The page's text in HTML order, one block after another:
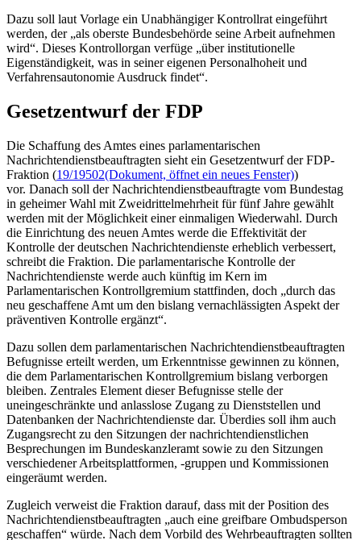
Dazu soll laut Vorlage ein Unabhängiger Kontrollrat eingeführt
werden, der „als oberste Bundesbehörde seine Arbeit aufnehmen
wird“. Dieses Kontrollorgan verfüge „über institutionelle
Eigenständigkeit, was in seiner eigenen Personalhoheit und
Verfahrensautonomie Ausdruck findet“.
Gesetzentwurf der FDP
Die Schaffung des Amtes eines parlamentarischen
Nachrichtendienstbeauftragten sieht ein Gesetzentwurf der FDP-
Fraktion (19/19502(Dokument, öffnet ein neues Fenster))
vor. Danach soll der Nachrichtendienstbeauftragte vom Bundestag
in geheimer Wahl mit Zweidrittelmehrheit für fünf Jahre gewählt
werden mit der Möglichkeit einer einmaligen Wiederwahl. Durch
die Einrichtung des neuen Amtes werde die Effektivität der
Kontrolle der deutschen Nachrichtendienste erheblich verbessert,
schreibt die Fraktion. Die parlamentarische Kontrolle der
Nachrichtendienste werde auch künftig im Kern im
Parlamentarischen Kontrollgremium stattfinden, doch „durch das
neu geschaffene Amt um den bislang vernachlässigten Aspekt der
präventiven Kontrolle ergänzt“.
Dazu sollen dem parlamentarischen Nachrichtendienstbeauftragten
Befugnisse erteilt werden, um Erkenntnisse gewinnen zu können,
die dem Parlamentarischen Kontrollgremium bislang verborgen
bleiben. Zentrales Element dieser Befugnisse stelle der
uneingeschränkte und anlasslose Zugang zu Dienststellen und
Datenbanken der Nachrichtendienste dar. Überdies soll ihm auch
Zugangsrecht zu den Sitzungen der nachrichtendienstlichen
Besprechungen im Bundeskanzleramt sowie zu den Sitzungen
verschiedener Arbeitsplattformen, -gruppen und Kommissionen
eingeräumt werden.
Zugleich verweist die Fraktion darauf, dass mit der Position des
Nachrichtendienstbeauftragten „auch eine greifbare Ombudsperson
geschaffen“ würde. Nach dem Vorbild des Wehrbeauftragten sollten